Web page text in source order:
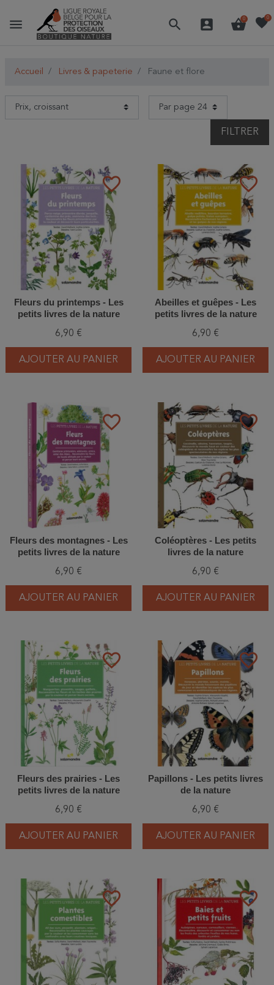
menu search account_box shopping_basket
0 favorite0
Accueil Livres & papeterie Faune et flore
FILTRER
favorite_border
Fleurs du printemps - Les
petits livres de la nature
6,90 €
AJOUTER AU PANIER
favorite_border
Abeilles et guêpes - Les
petits livres de la nature
6,90 €
AJOUTER AU PANIER
favorite_border
Fleurs des montagnes - Les
petits livres de la nature
6,90 €
AJOUTER AU PANIER
favorite_border
Coléoptères - Les petits
livres de la nature
6,90 €
AJOUTER AU PANIER
favorite_border
Fleurs des prairies - Les
petits livres de la nature
6,90 €
AJOUTER AU PANIER
favorite_border
Papillons - Les petits livres
de la nature
6,90 €
AJOUTER AU PANIER
favorite_border favorite_border